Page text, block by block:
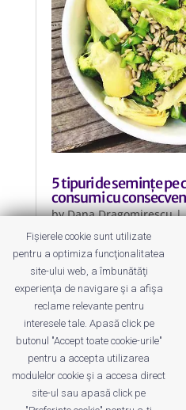
5 tipuri de semințe pe
consumi cu
byDana Dragomirescu|
Sănătoasă
Pentru o nutriție
viață sănătoasă
tipuri de semințe.
Fișierele cookie sunt utilizate
pentru a optimiza funcţionalitatea
site-ului web, a îmbunătăţi
experienţa de navigare şi a afişa
reclame relevante pentru
interesele tale. Apasă click pe
butonul "Accept toate cookie-urile"
pentru a accepta utilizarea
modulelor cookie şi a accesa direct
site-ul sau apasă click pe